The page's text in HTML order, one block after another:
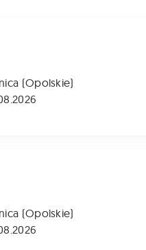
(Opolskie)
(Opolskie)